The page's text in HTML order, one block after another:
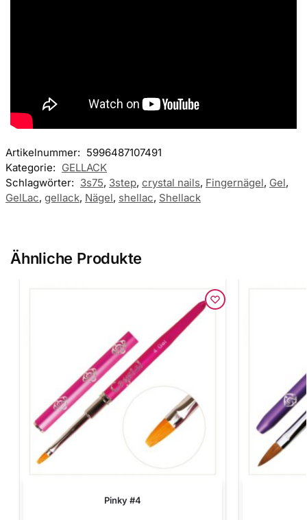
Artikelnummer: 5996487107491
Kategorie: GELLACK
Schlagwörter: 3s75, 3step, crystal nails, Fingernägel, Gel,
GelLac, gellack, Nägel, shellac, Shellack
Ähnliche Produkte
Pinky #4